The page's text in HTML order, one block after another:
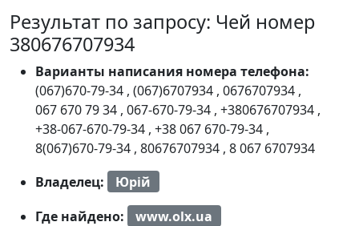
Результат по запросу: Чей номер
380676707934
Варианты написания номера телефона:
(067)670-79-34 , (067)6707934 , 0676707934 ,
067 670 79 34 , 067-670-79-34 , +380676707934 ,
+38-067-670-79-34 , +38 067 670-79-34 ,
8(067)670-79-34 , 80676707934 , 8 067 6707934
Владелец:
Юрій
Где найдено:
www.olx.ua